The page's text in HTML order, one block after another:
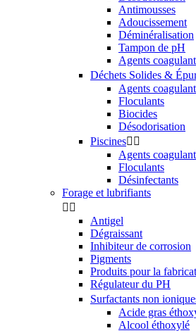
Antimousses
Adoucissement
Déminéralisation
Tampon de pH
Agents
Déchets Solides &
Agents
Floculants
Biocides
Désodorisation
Piscines 
Agents
Floculants
Désinfectants
Forage et lubrifiants
 
Antigel
Dégraissant
Inhibiteur de corrosion
Pigments
Produits pour la
Régulateur du PH
Surfactants non
Acide gras
Alcool éthoxylé